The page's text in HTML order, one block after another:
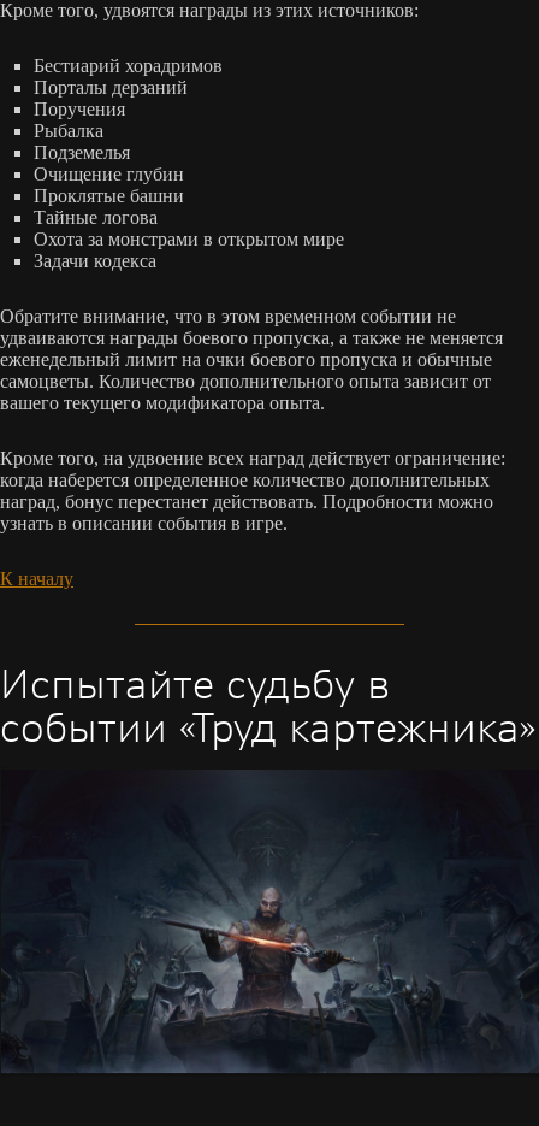
Кроме того, удвоятся награды из этих источников:
Бестиарий хорадримов
Порталы дерзаний
Поручения
Рыбалка
Подземелья
Очищение глубин
Проклятые башни
Тайные логова
Охота за монстрами в открытом мире
Задачи кодекса
Обратите внимание, что в этом временном событии не
удваиваются награды боевого пропуска, а также не меняется
еженедельный лимит на очки боевого пропуска и обычные
самоцветы. Количество дополнительного опыта зависит от
вашего текущего модификатора опыта.
Кроме того, на удвоение всех наград действует ограничение:
когда наберется определенное количество дополнительных
наград, бонус перестанет действовать. Подробности можно
узнать в описании события в игре.
К началу
Испытайте судьбу в
событии «Труд картежника»